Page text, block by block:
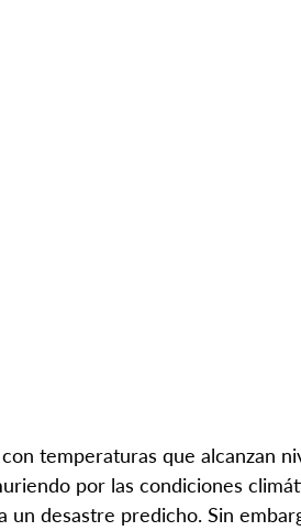
temperaturas que alcanzan
por las condiciones
un desastre predicho. Sin